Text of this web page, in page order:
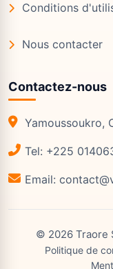
Conditions
Nous contacter
Contactez-nous
Yamoussoukro,
Tel: +225
Email:
© 2026 Traore
Politique de